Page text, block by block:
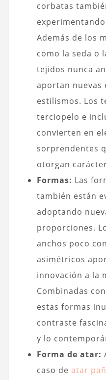
corbatas
Además de los
como la seda o
tejidos nunca
aportan nuevas
estilismos. Los
terciopelo e
convierten en
sorprendentes
otorgan
Formas: Las
también están
adoptando
proporciones.
anchos poco
asimétricos
innovación a la
Combinadas
estas formas
contraste
y lo
Forma de atar:
caso de atar